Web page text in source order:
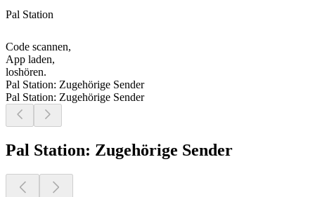
Pal Station
Code scannen,
App laden,
loshören.
Pal Station: Zugehörige Sender
Pal Station: Zugehörige Sender
Pal Station: Zugehörige Sender